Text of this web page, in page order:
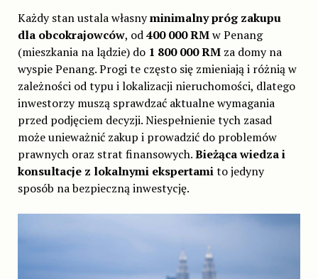
Każdy stan ustala własnyminimalny próg zakupu
dla obcokrajowców, od400 000 RMw Penang
(mieszkania na lądzie) do 1 800 000RMza domy na
wyspie Penang. Progi te często się zmieniają i różnią w
zależności od typu i lokalizacji nieruchomości, dlatego
inwestorzy muszą sprawdzać aktualne wymagania
przed podjęciem decyzji. Niespełnienie tych zasad
może unieważnić zakup i prowadzić do problemów
prawnych oraz strat finansowych.Bieżąca wiedza i
konsultacje z lokalnymi ekspertamito jedyny
sposób na bezpieczną inwestycję.